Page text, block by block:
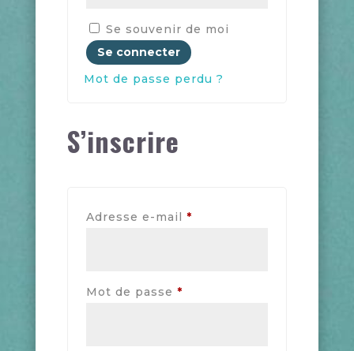
Se souvenir de moi
Se connecter
Mot de passe perdu ?
S’inscrire
Adresse e-mail *Obligatoire
Mot de passe *Obligatoire